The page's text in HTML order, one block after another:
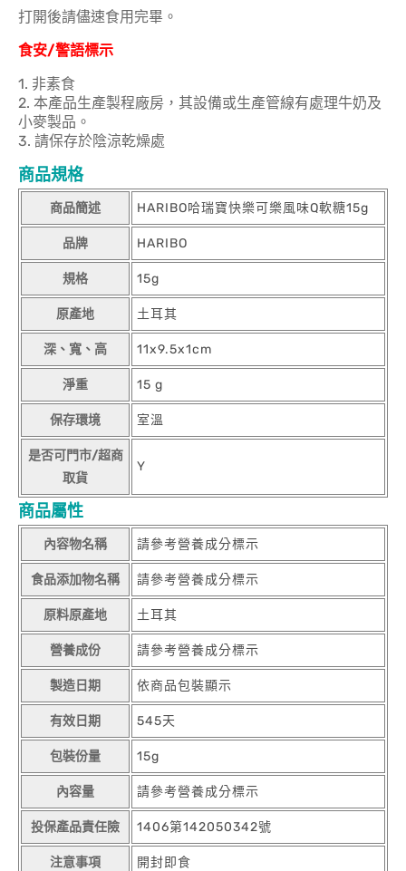
打開後請儘速食用完畢。
食安/警語標示
1. 非素食
2. 本產品生產製程廠房，其設備或生產管線有處理牛奶及
小麥製品。
3. 請保存於陰涼乾燥處
商品規格
商品簡述 HARIBO哈瑞寶快樂可樂風味Q軟糖15g
品牌 HARIBO
規格 15g
原產地 土耳其
深、寬、高 11x9.5x1cm
淨重 15 g
保存環境 室溫
是否可門市/超商
取貨
Y
商品屬性
內容物名稱 請參考營養成分標示
食品添加物名稱 請參考營養成分標示
原料原產地 土耳其
營養成份 請參考營養成分標示
製造日期 依商品包裝顯示
有效日期 545天
包裝份量 15g
內容量 請參考營養成分標示
投保產品責任險 1406第142050342號
注意事項 開封即食